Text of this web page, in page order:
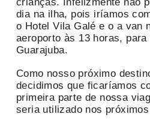
dia na ilha, pois iríamos
o Hotel Vila Galé e o a van
aeroporto às 13 horas,
Guarajuba.
Como nosso próximo
decidimos que ficaríamos
primeira parte de nossa
seria utilizado nos